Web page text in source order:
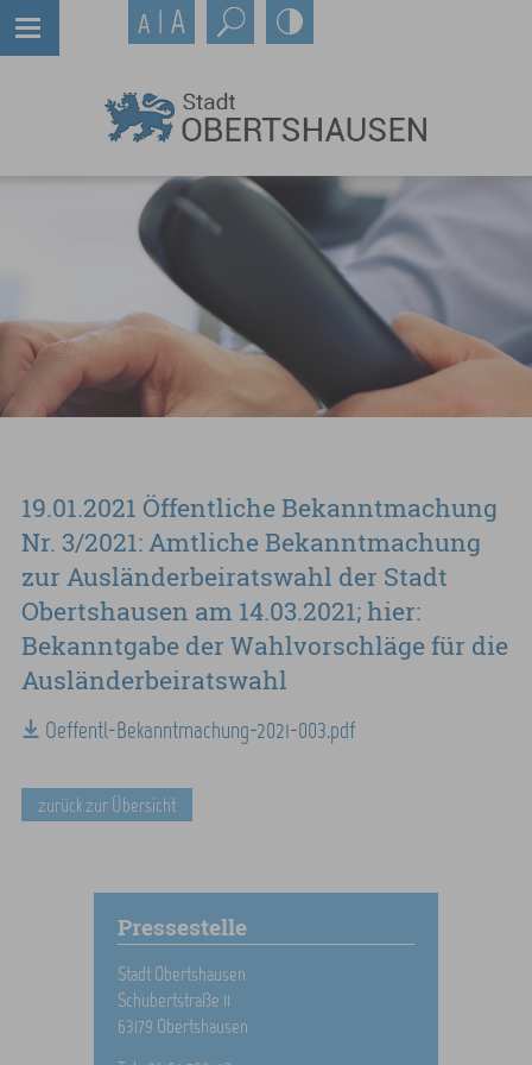
19.01.2021 Öffentliche Bekanntmachung
Nr. 3/2021: Amtliche Bekanntmachung
zur Ausländerbeiratswahl der Stadt
Obertshausen am 14.03.2021; hier:
Bekanntgabe der Wahlvorschläge für die
Ausländerbeiratswahl
Oeffentl-Bekanntmachung-2021-003.pdf
zurück zur Übersicht
Pressestelle
Stadt Obertshausen
Schubertstraße 11
63179 Obertshausen